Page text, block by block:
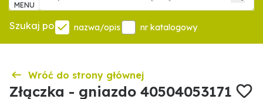
MENU
Szukaj po nazwa/opis nr katalogowy
Wróć do strony głównej
Złączka - gniazdo 40504053171